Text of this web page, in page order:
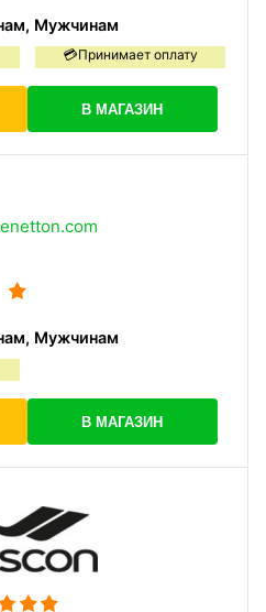
Мужчинам
💳Принимает оплату
В МАГАЗИН
Мужчинам
В МАГАЗИН